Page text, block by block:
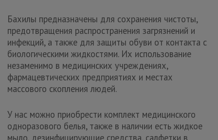
Бахилы предназначены для сохранения чистоты,
предотвращения распространения загрязнений и
инфекций, а также для защиты обуви от контакта с
биологическими жидкостями. Их использование
незаменимо в медицинских учреждениях,
фармацевтических предприятиях и местах
массового скопления людей.
У нас можно приобрести комплект медицинского
одноразового белья, также в наличии есть жидкое
мыло, дезинфицирующие средства, салфетки в